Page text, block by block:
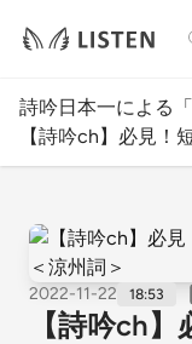
詩吟日本一による
【詩吟ch】必見！
2022-11-22 18:53
【詩吟ch